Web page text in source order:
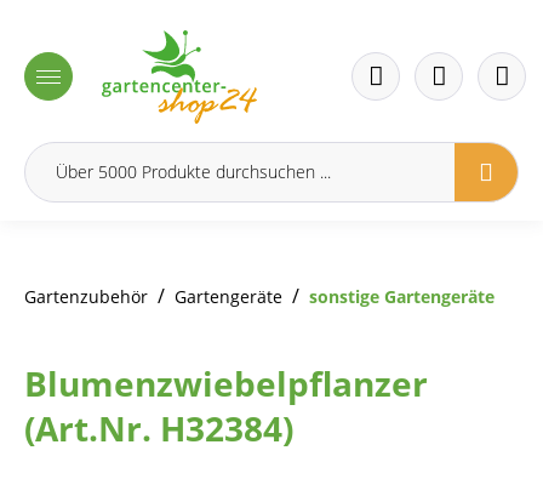
Gartenzubehör / Gartengeräte / sonstige Gartengeräte
Blumenzwiebelpflanzer
(Art.Nr. H32384)